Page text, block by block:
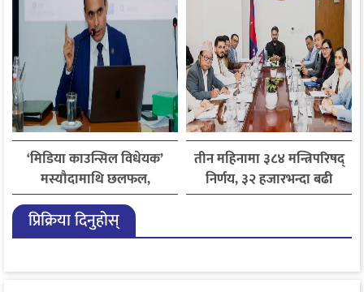
‘मिडिया काउन्सिल विधेयक’
मस्यौदामाथि छलफल,
एआईदेखि पत्रकारको
लाइसेन्ससम्मका विषयमा
सुझाव
तीन महिनामा ३८४ मन्त्रिपरिषद्
निर्णय, ३२ हजारभन्दा बढी
गुनासो फर्छ्योट
प्रिक्रिया दिनुहोस्